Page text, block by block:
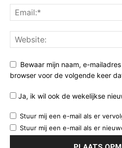
Bewaar mijn naam, e-
browser voor de volgende keer
Ja, ik wil ook de wekelijkse
Stuur mij een e-mail als er
Stuur mij een e-mail als er